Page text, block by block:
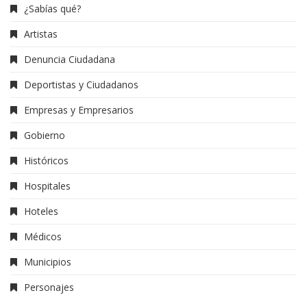
¿Sabías qué?
Artistas
Denuncia Ciudadana
Deportistas y Ciudadanos
Empresas y Empresarios
Gobierno
Históricos
Hospitales
Hoteles
Médicos
Municipios
Personajes